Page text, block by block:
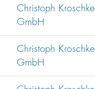
Christoph Kroschke
GmbH
Christoph Kroschke
GmbH